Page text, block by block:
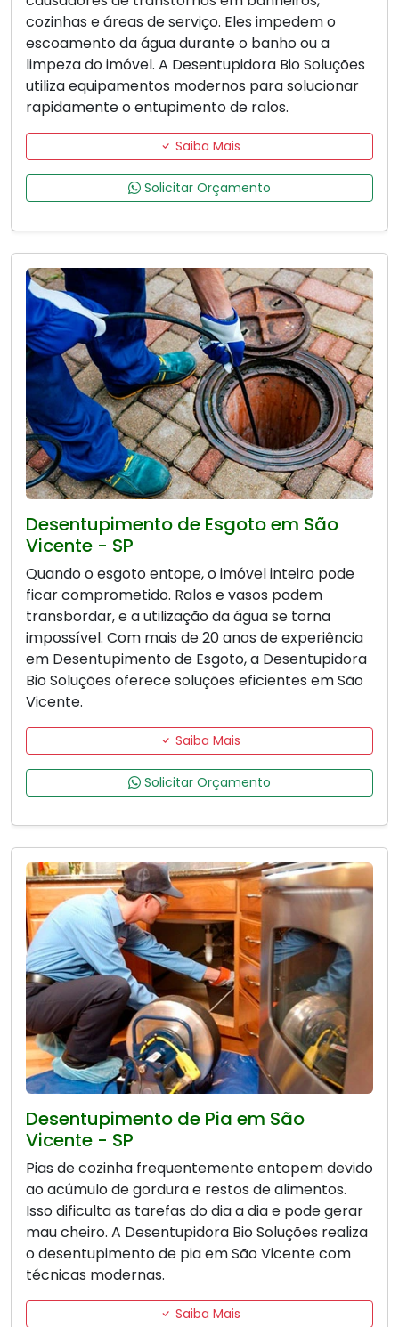
cozinhas e áreas de serviço. Eles impedem o
escoamento da água durante o banho ou a
limpeza do imóvel. A Desentupidora Bio Soluções
utiliza equipamentos modernos para solucionar
rapidamente o entupimento de ralos.
Saiba Mais
Solicitar Orçamento
Desentupimento de Esgoto em São
Vicente - SP
Quando o esgoto entope, o imóvel inteiro pode
ficar comprometido. Ralos e vasos podem
transbordar, e a utilização da água se torna
impossível. Com mais de 20 anos de experiência
em Desentupimento de Esgoto, a Desentupidora
Bio Soluções oferece soluções eficientes em São
Vicente.
Saiba Mais
Solicitar Orçamento
Desentupimento de Pia em São
Vicente - SP
Pias de cozinha frequentemente entopem devido
ao acúmulo de gordura e restos de alimentos.
Isso dificulta as tarefas do dia a dia e pode gerar
mau cheiro. A Desentupidora Bio Soluções realiza
o desentupimento de pia em São Vicente com
técnicas modernas.
Saiba Mais